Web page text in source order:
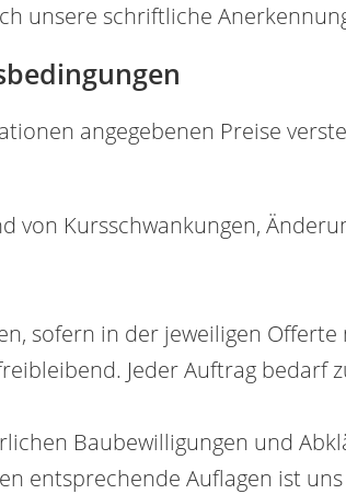
unsere schriftliche
angegebenen Preise
von Kursschwankungen,
sofern in der jeweiligen
Jeder Auftrag
Baubewilligungen und
entsprechende Auflagen ist